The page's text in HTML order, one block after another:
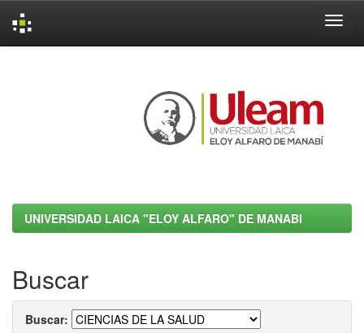
UNIVERSIDAD LAICA "ELOY ALFARO" DE MANABI
Buscar
Buscar: